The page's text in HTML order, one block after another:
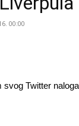
00:00
svog Twitter